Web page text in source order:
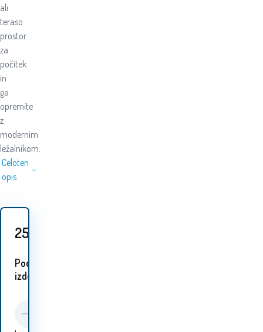
ali
teraso
prostor
za
počitek
in
ga
opremite
z
modernim
ležalnikom.
Celoten
opis
25.20
Podobni
izdelki: